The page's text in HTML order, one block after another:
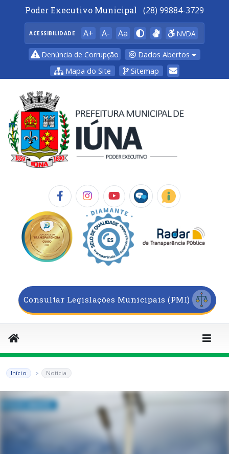
Poder Executivo Municipal (28) 99884-3729
ACESSIBILIDADE A+ A- Aa NVDA
Denúncia de Corrupção
Dados Abertos
Mapa do Site
Sitemap
Consultar Legislações Municipais (PMI)
Início Noticia